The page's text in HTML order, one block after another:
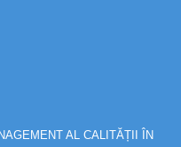
AL CALITĂȚII ÎN